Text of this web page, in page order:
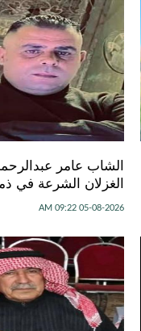
الشاب عامر
الغزلان الشرعة في
05-08-2026 09:22 AM